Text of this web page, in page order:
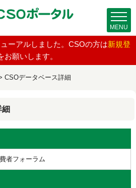
ーアルしました。CSOの方は新規登
お願いします。
CSOデータベース詳細
者フォーラム
MENU